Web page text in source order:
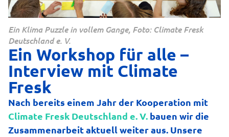
Ein Klima Puzzle in vollem Gange, Foto: Climate Fresk
Deutschland e. V.
Ein Workshop für alle –
Interview mit Climate
Fresk
Nach bereits einem Jahr der Kooperation mit
Climate Fresk Deutschland e. V. bauen wir die
Zusammenarbeit aktuell weiter aus. Unsere